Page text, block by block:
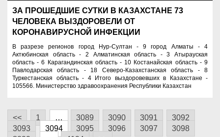
ЗА ПРОШЕДШИЕ СУТКИ В КАЗАХСТАНЕ 73
ЧЕЛОВЕКА ВЫЗДОРОВЕЛИ ОТ
КОРОНАВИРУСНОЙ ИНФЕКЦИИ
В разрезе регионов город Нур-Султан - 9 город Алматы - 4
Актюбинская область - 2 Алматинская область - 3 Атырауская
область - 6 Карагандинская область - 10 Костанайская область - 9
Павлодарская область - 18 Северо-Казахстанская область - 8
Туркестанская область - 4 Итого выздоровевших в Казахстане -
105566. Министерство здравоохранения Республики Казахстан
<< 1 … 3089 3090 3091
3092
3093
3094 3095 3096 3097
3098